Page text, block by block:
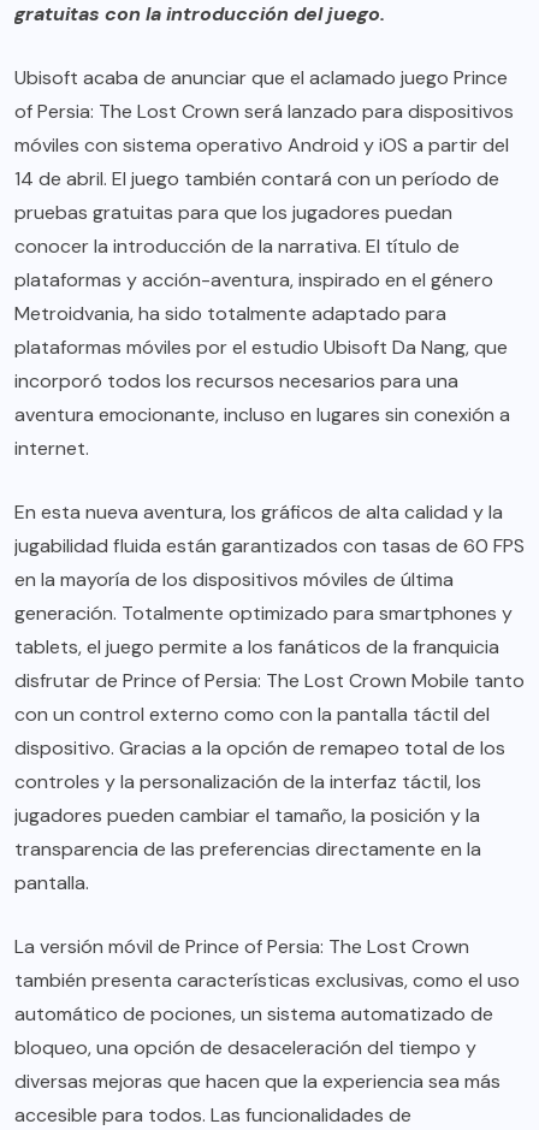
gratuitas con la introducción del juego.
Ubisoft acaba de anunciar que el aclamado juego Prince
of Persia: The Lost Crown será lanzado para dispositivos
móviles con sistema operativo Android y iOS a partir del
14 de abril. El juego también contará con un período de
pruebas gratuitas para que los jugadores puedan
conocer la introducción de la narrativa. El título de
plataformas y acción-aventura, inspirado en el género
Metroidvania, ha sido totalmente adaptado para
plataformas móviles por el estudio Ubisoft Da Nang, que
incorporó todos los recursos necesarios para una
aventura emocionante, incluso en lugares sin conexión a
internet.
En esta nueva aventura, los gráficos de alta calidad y la
jugabilidad fluida están garantizados con tasas de 60 FPS
en la mayoría de los dispositivos móviles de última
generación. Totalmente optimizado para smartphones y
tablets, el juego permite a los fanáticos de la franquicia
disfrutar de Prince of Persia: The Lost Crown Mobile tanto
con un control externo como con la pantalla táctil del
dispositivo. Gracias a la opción de remapeo total de los
controles y la personalización de la interfaz táctil, los
jugadores pueden cambiar el tamaño, la posición y la
transparencia de las preferencias directamente en la
pantalla.
La versión móvil de Prince of Persia: The Lost Crown
también presenta características exclusivas, como el uso
automático de pociones, un sistema automatizado de
bloqueo, una opción de desaceleración del tiempo y
diversas mejoras que hacen que la experiencia sea más
accesible para todos. Las funcionalidades de